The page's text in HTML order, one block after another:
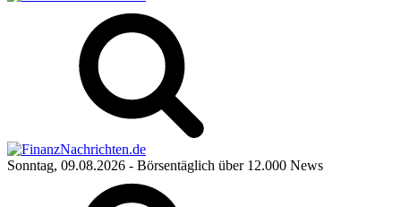
Sonntag, 09.08.2026 - Börsentäglich über 12.000 News